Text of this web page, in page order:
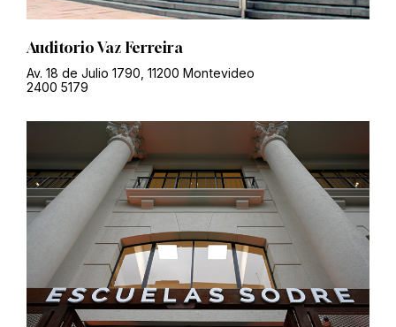
Auditorio Vaz Ferreira
Av. 18 de Julio 1790, 11200 Montevideo
2400 5179